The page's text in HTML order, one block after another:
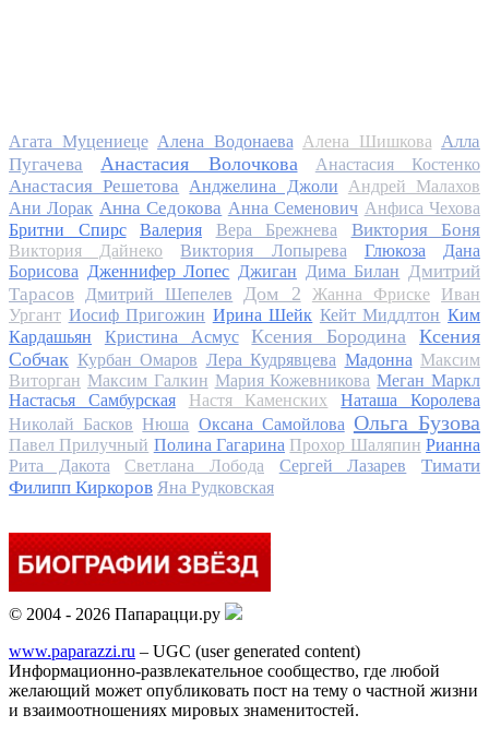
Агата Муцениеце Алена Водонаева Алена Шишкова Алла
Пугачева
Анастасия Волочкова Анастасия Костенко
Анастасия Решетова Анджелина Джоли
Андрей Малахов
Ани Лорак Анна Седокова Анна Семенович Анфиса Чехова
Бритни Спирс
Валерия Вера Брежнева Виктория Боня
Виктория Дайнеко Виктория Лопырева Глюкоза
Дана
Борисова Дженнифер Лопес Джиган Дима Билан Дмитрий
Тарасов
Дмитрий Шепелев Дом 2 Жанна Фриске
Иван
Ургант Иосиф Пригожин Ирина Шейк Кейт Миддлтон Ким
Кардашьян
Кристина Асмус Ксения Бородина
Ксения
Собчак Курбан Омаров Лера Кудрявцева Мадонна Максим
Виторган Максим Галкин Мария Кожевникова Меган Маркл
Настасья Самбурская
Настя Каменских
Наташа Королева
Николай Басков Нюша Оксана Самойлова Ольга Бузова
Павел Прилучный Полина Гагарина Прохор Шаляпин Рианна
Рита Дакота
Светлана Лобода Сергей Лазарев
Тимати
Филипп Киркоров Яна Рудковская
© 2004 - 2026 Папарацци.ру
www.paparazzi.ru – UGC (user generated content)
Информационно-развлекательное сообщество, где любой
желающий может опубликовать пост на тему о частной жизни
и взаимоотношениях мировых знаменитостей.